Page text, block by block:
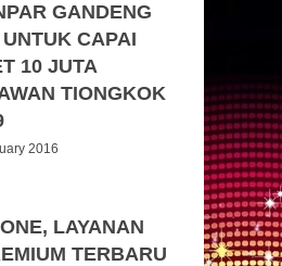
GANDENG
CAPAI
10 JUTA
TIONGKOK
2016
LAYANAN
TERBARU